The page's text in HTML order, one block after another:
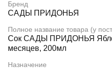
Бренд
САДЫ ПРИДОНЬЯ
Полное название товара (у
Сок САДЫ ПРИДОНЬЯ
месяцев, 200мл
Назначение